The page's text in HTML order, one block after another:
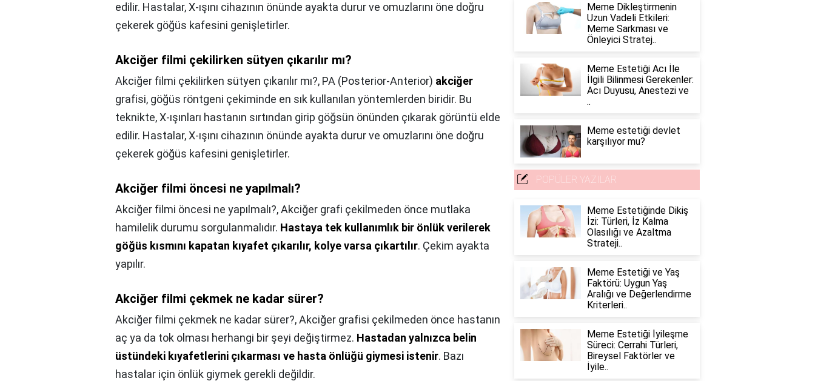
edilir. Hastalar, X-ışını cihazının önünde ayakta durur ve omuzlarını öne doğru
çekerek göğüs kafesini genişletirler.
Akciğer filmi çekilirken sütyen çıkarılır mı?
Akciğer filmi çekilirken sütyen çıkarılır mı?, PA (Posterior-Anterior) akciğer
grafisi, göğüs röntgeni çekiminde en sık kullanılan yöntemlerden biridir. Bu
teknikte, X-ışınları hastanın sırtından girip göğsün önünden çıkarak görüntü elde
edilir. Hastalar, X-ışını cihazının önünde ayakta durur ve omuzlarını öne doğru
çekerek göğüs kafesini genişletirler.
Akciğer filmi öncesi ne yapılmalı?
Akciğer filmi öncesi ne yapılmalı?,Akciğer grafi çekilmeden önce mutlaka
hamilelik durumu sorgulanmalıdır. Hastaya tek kullanımlık bir önlük verilerek
göğüs kısmını kapatan kıyafet çıkarılır, kolye varsa çıkartılır. Çekim ayakta
yapılır.
Akciğer filmi çekmek ne kadar sürer?
Akciğer filmi çekmek ne kadar sürer?,Akciğer grafisi çekilmeden önce hastanın
aç ya da tok olması herhangi bir şeyi değiştirmez. Hastadan yalnızca belin
üstündeki kıyafetlerini çıkarması ve hasta önlüğü giymesi istenir. Bazı
hastalar için önlük giymek gerekli değildir.
Meme Dikleştirmenin
Uzun Vadeli Etkileri:
Meme Sarkması ve
Önleyici Stratej..
Meme Estetiği Acı İle
İlgili Bilinmesi Gerekenler:
Acı Duyusu, Anestezi ve
..
Meme estetiği devlet
karşılıyor mu?
POPÜLER YAZILAR
Meme Estetiğinde Dikiş
İzi: Türleri, İz Kalma
Olasılığı ve Azaltma
Strateji..
Meme Estetiği ve Yaş
Faktörü: Uygun Yaş
Aralığı ve Değerlendirme
Kriterleri..
Meme Estetiği İyileşme
Süreci: Cerrahi Türleri,
Bireysel Faktörler ve
İyile..